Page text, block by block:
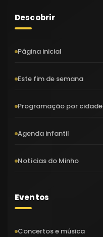
Descobrir
Página inicial
Este fim de semana
Programação por cidade
Agenda infantil
Notícias do Minho
Eventos
Concertos e música